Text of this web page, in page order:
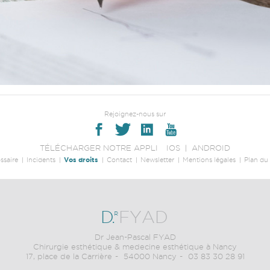
Rejoignez-nous sur
TÉLÉCHARGER NOTRE APPLI IOS ANDROID
Incidents Vos droits Contact Newsletter Mentions légales Plan du
D R
. FYAD
Dr Jean-Pascal FYAD
Chirurgie esthétique & medecine esthétique à Nancy
17, place de la Carrière
54000 Nancy 03 83 30 28 91